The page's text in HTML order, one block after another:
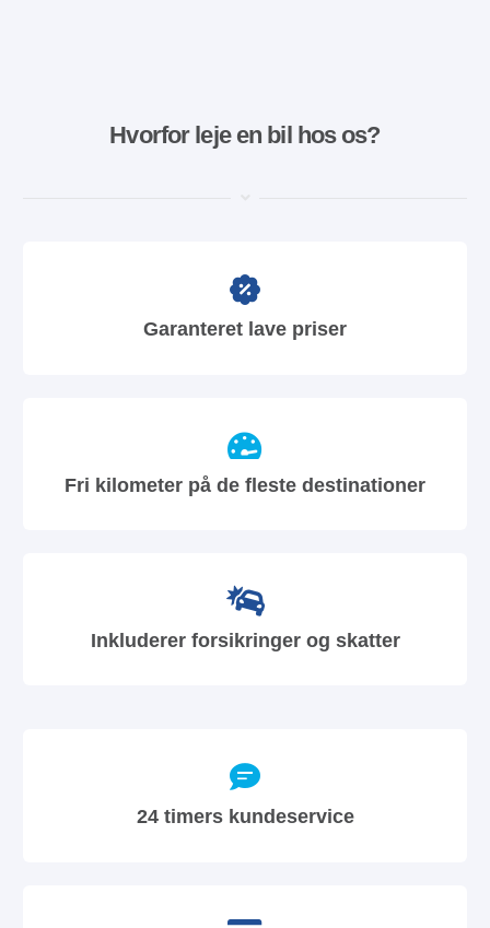
Hvorfor leje en bil hos os?
Garanteret lave priser
Fri kilometer på de fleste destinationer
Inkluderer forsikringer og skatter
24 timers kundeservice